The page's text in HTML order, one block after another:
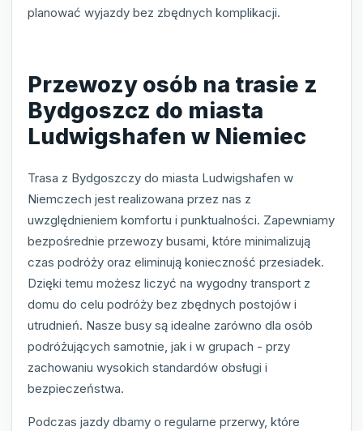
planować wyjazdy bez zbędnych komplikacji.
Przewozy osób na trasie z
Bydgoszcz do miasta
Ludwigshafen w Niemiec
Trasa z Bydgoszczy do miasta Ludwigshafen w
Niemczech jest realizowana przez nas z
uwzględnieniem komfortu i punktualności. Zapewniamy
bezpośrednie przewozy busami, które minimalizują
czas podróży oraz eliminują konieczność przesiadek.
Dzięki temu możesz liczyć na wygodny transport z
domu do celu podróży bez zbędnych postojów i
utrudnień. Nasze busy są idealne zarówno dla osób
podróżujących samotnie, jak i w grupach - przy
zachowaniu wysokich standardów obsługi i
bezpieczeństwa.
Podczas jazdy dbamy o regularne przerwy, które